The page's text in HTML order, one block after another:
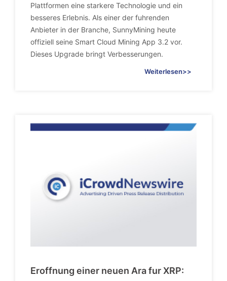
Plattformen eine starkere Technologie und ein
besseres Erlebnis. Als einer der fuhrenden
Anbieter in der Branche, SunnyMining heute
offiziell seine Smart Cloud Mining App 3.2 vor.
Dieses Upgrade bringt Verbesserungen.
Weiterlesen>>
Eroffnung einer neuen Ara fur XRP: